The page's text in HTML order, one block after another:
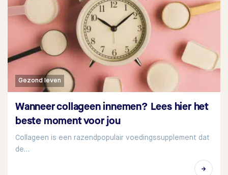
Gezond leven
Wanneer collageen innemen? Lees hier het
beste moment voor jou
Collageen is een razendpopulair voedingssupplement dat
de…